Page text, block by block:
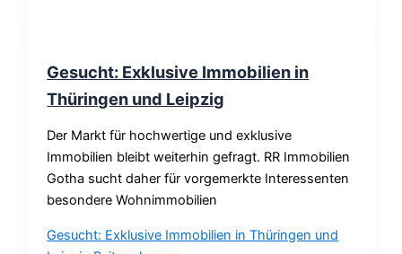
Gesucht: Exklusive Immobilien in
Thüringen und Leipzig
Der Markt für hochwertige und exklusive
Immobilien bleibt weiterhin gefragt. RR Immobilien
Gotha sucht daher für vorgemerkte Interessenten
besondere Wohnimmobilien
Gesucht: Exklusive Immobilien in Thüringen und